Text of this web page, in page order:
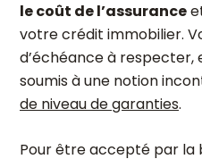
le coût de l’assurance
votre crédit immobilier.
d’échéance à respecter,
soumis à une notion
de niveau de garanties.
Pour être accepté par la